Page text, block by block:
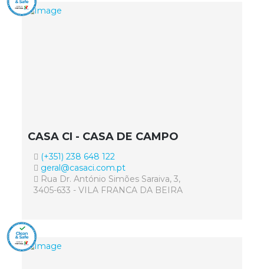
CASA CI - CASA DE CAMPO
(+351) 238 648 122
geral@casaci.com.pt
Rua Dr. António Simões Saraiva, 3,
3405-633 - VILA FRANCA DA BEIRA